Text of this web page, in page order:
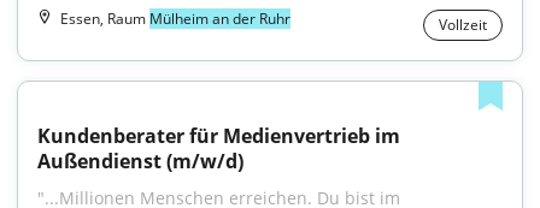
Essen, Raum Mülheim an der Ruhr Vollzeit
Kundenberater für Medienvertrieb im
Außendienst (m/w/d)